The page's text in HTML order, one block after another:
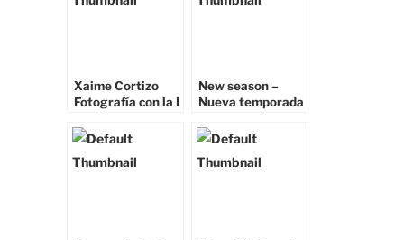
Xaime Cortizo
Fotografía con la I
de Lestedo
New season –
Nueva temporada